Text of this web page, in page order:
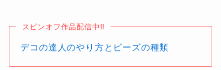
スピンオフ作品配信中!!
デコの達人のやり方とビーズの種類